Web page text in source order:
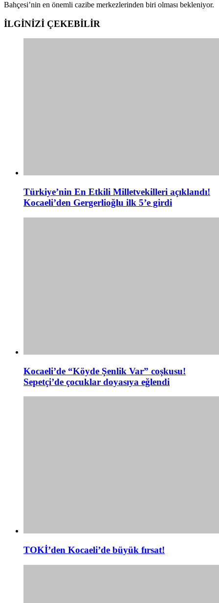
Bahçesi’nin en önemli cazibe merkezlerinden biri olması bekleniyor.
İLGİNİZİ ÇEKEBİLİR
Türkiye’nin En Etkili Milletvekilleri açıklandı!
Kocaeli’den Gergerlioğlu ilk 5’e girdi
Kocaeli’de “Köyde Şenlik Var” coşkusu!
Sepetçi’de çocuklar doyasıya eğlendi
TOKİ’den Kocaeli’de büyük fırsat!